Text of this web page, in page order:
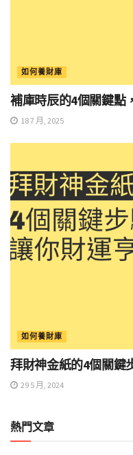
如何養財庫
補庫時辰的4個關鍵點
18 7 月, 2025
如何養財庫
拜財神金紙的4個關鍵
29 5 月, 2024
熱門文章